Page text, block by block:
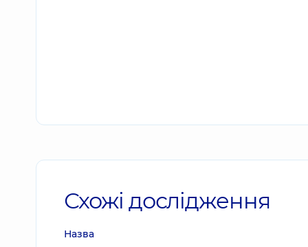
Схожі дослідження
Назва